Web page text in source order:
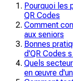
Pourquoi les
QR Codes
Comment
aux seniors
Bonnes
d'QR Codes
Quels
en œuvre